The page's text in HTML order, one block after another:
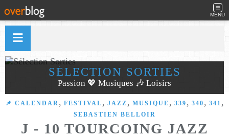
MENU
SÉLECTION SORTIES
Passion 💖 Musiques 🎶 Loisirs
📌 CALENDAR , FESTIVAL , JAZZ , MUSIQUE , 339 , 340 , 341 ,
SEBASTIEN BELLOIR
J - 10 TOURCOING JAZZ